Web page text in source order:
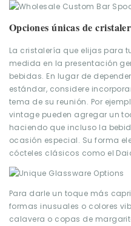
Opciones únicas de
La cristalería que elijas para
medida en la presentación
bebidas. En lugar de
estándar, considere
tema de su reunión. Por
vintage pueden agregar un
haciendo que incluso la
ocasión especial. Su forma
cócteles clásicos como el
Para darle un toque más
formas inusuales o colores
calavera o copas de